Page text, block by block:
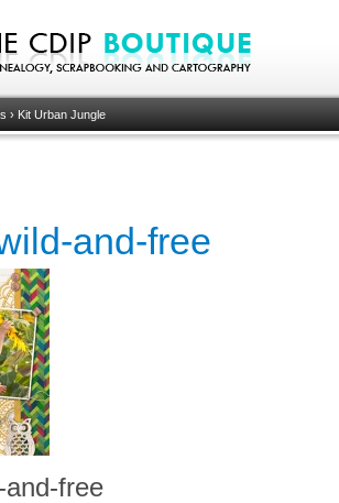
› Kit Urban Jungle
and-free
and-free